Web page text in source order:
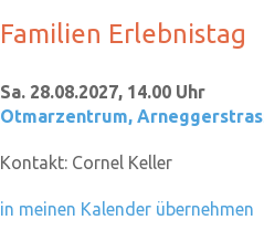
Familien Erlebnistag
Sa. 28.08.2027, 14.00 Uhr
Otmarzentrum,
Kontakt: Cornel Keller
in meinen Kalender übernehmen